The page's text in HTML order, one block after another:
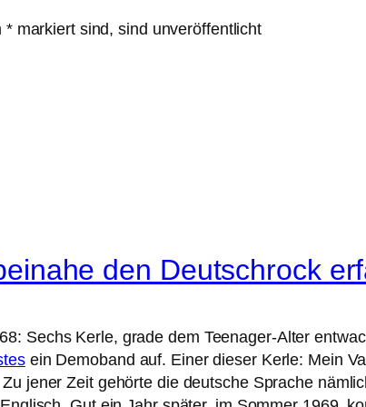
* markiert sind, sind unveröffentlicht
den Deutschrock
Sechs Kerle, grade dem Teenager-Alter
ein Demoband auf. Einer dieser Kerle: Mein
jener Zeit gehörte die deutsche Sprache